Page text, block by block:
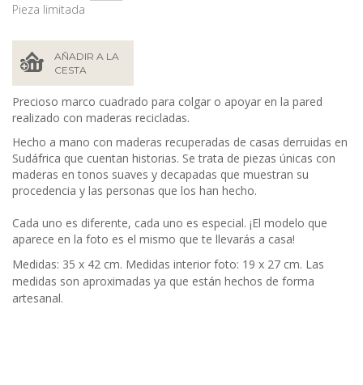
Pieza limitada
AÑADIR A LA
CESTA
Precioso marco cuadrado para colgar o apoyar en la pared
realizado con maderas recicladas.
Hecho a mano con maderas recuperadas de casas derruidas en
Sudáfrica que cuentan historias. Se trata de piezas únicas con
maderas en tonos suaves y decapadas que muestran su
procedencia y las personas que los han hecho.
Cada uno es diferente, cada uno es especial. ¡El modelo que
aparece en la foto es el mismo que te llevarás a casa!
Medidas: 35 x 42 cm. Medidas interior foto: 19 x 27 cm. Las
medidas son aproximadas ya que están hechos de forma
artesanal.